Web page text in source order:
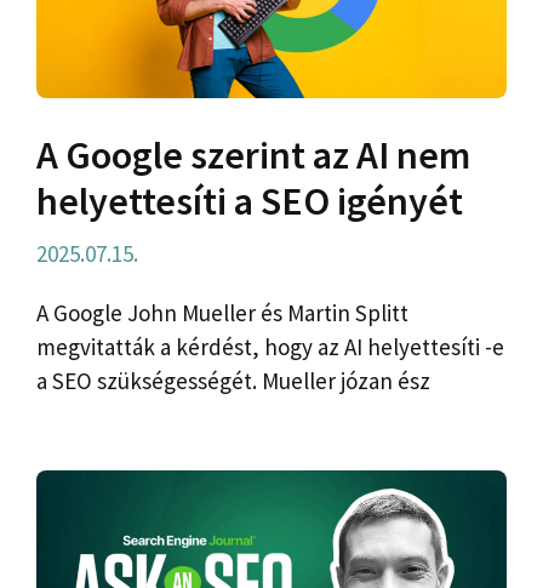
A Google szerint az AI nem
helyettesíti a SEO igényét
2025.07.15.
A Google John Mueller és Martin Splitt
megvitatták a kérdést, hogy az AI helyettesíti -e
a SEO szükségességét. Mueller józan ész